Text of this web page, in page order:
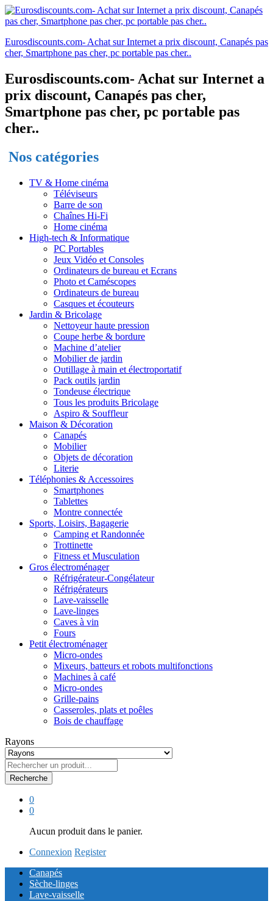
Eurosdiscounts.com- Achat sur Internet a prix discount, Canapés pas
cher, Smartphone pas cher, pc portable pas cher..
Eurosdiscounts.com- Achat sur Internet a
prix discount, Canapés pas cher,
Smartphone pas cher, pc portable pas
cher..
Nos catégories
TV & Home cinéma
Téléviseurs
Barre de son
Chaînes Hi-Fi
Home cinéma
High-tech & Informatique
PC Portables
Jeux Vidéo et Consoles
Ordinateurs de bureau et Ecrans
Photo et Caméscopes
Ordinateurs de bureau
Casques et écouteurs
Jardin & Bricolage
Nettoyeur haute pression
Coupe herbe & bordure
Machine d’atelier
Mobilier de jardin
Outillage à main et électroportatif
Pack outils jardin
Tondeuse électrique
Tous les produits Bricolage
Aspiro & Souffleur
Maison & Décoration
Canapés
Mobilier
Objets de décoration
Literie
Téléphonies & Accessoires
Smartphones
Tablettes
Montre connectée
Sports, Loisirs, Bagagerie
Camping et Randonnée
Trottinette
Fitness et Musculation
Gros électroménager
Réfrigérateur-Congélateur
Réfrigérateurs
Lave-vaisselle
Lave-linges
Caves à vin
Fours
Petit électroménager
Micro-ondes
Mixeurs, batteurs et robots multifonctions
Machines à café
Micro-ondes
Grille-pains
Casseroles, plats et poêles
Bois de chauffage
Rayons
Recherche
0
0
Aucun produit dans le panier.
Connexion Register
Canapés
Sèche-linges
Lave-vaisselle